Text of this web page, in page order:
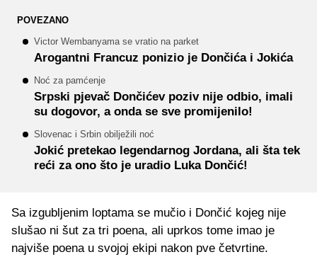
POVEZANO
Victor Wembanyama se vratio na parket
Arogantni Francuz ponizio je Dončića i Jokića
Noć za pamćenje
Srpski pjevač Dončićev poziv nije odbio, imali
su dogovor, a onda se sve promijenilo!
Slovenac i Srbin obilježili noć
Jokić pretekao legendarnog Jordana, ali šta tek
reći za ono što je uradio Luka Dončić!
Sa izgubljenim loptama se mučio i Dončić kojeg nije
slušao ni šut za tri poena, ali uprkos tome imao je
najviše poena u svojoj ekipi nakon pve četvrtine.